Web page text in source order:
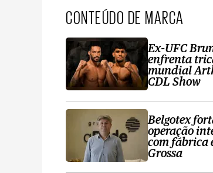
CONTEÚDO DE MARCA
Ex-UFC
enfrenta
mundial
CDL Show
Belgotex
operação
com fábrica
Grossa